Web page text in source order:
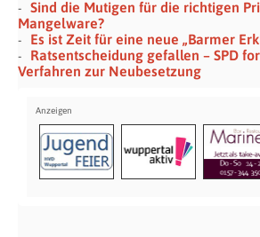
Sind die Mutigen für die richtigen
Mangelware?
Es ist Zeit für eine neue „Barmer
Ratsentscheidung gefallen – SPD
Verfahren zur Neubesetzung